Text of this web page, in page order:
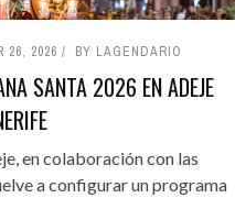
26, 2026 BY LAGENDARIO
SANTA 2026 EN ADEJE
en colaboración con las
a configurar un programa